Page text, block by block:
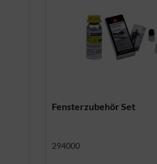
Fensterzubehör Set
294000